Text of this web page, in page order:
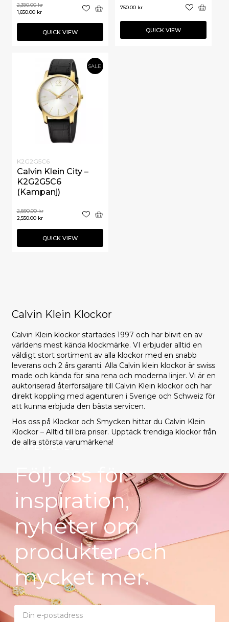
2,390.00kr
1,650.00 kr
QUICK VIEW
750.00 kr
QUICK VIEW
SALE
K2G2G5C6
Calvin Klein City –
K2G2G5C6
(Kampanj)
2,890.00kr
2,550.00 kr
QUICK VIEW
Calvin Klein Klockor
Calvin Klein klockor startades 1997 och har blivit en av
världens mest kända klockmärke. VI erbjuder alltid en
väldigt stort sortiment av alla klockor med en snabb
leverans och 2 års garanti. Alla Calvin klein klockor är swiss
made och kända för sina rena och moderna linjer. Vi är en
auktoriserad återförsäljare till Calvin Klein klockor och har
direkt koppling med agenturen i Sverige och Schweiz för
att kunna erbjuda den bästa servicen.
Hos oss på Klockor och Smycken hittar du Calvin Klein
Klockor – Alltid till bra priser. Upptäck trendiga klockor från
de allra största varumärkena!
NYHETSBREV
Följ oss för
inspiration,
nyheter om
produkter och
mycket mer.